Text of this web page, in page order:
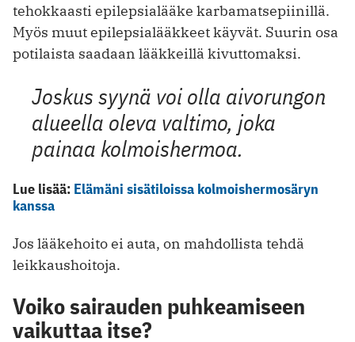
tehokkaasti epilepsialääke karbamatsepiinillä.
Myös muut epilepsialääkkeet käyvät. Suurin osa
potilaista saadaan lääkkeillä kivuttomaksi.
Joskus syynä voi olla aivorungon
alueella oleva valtimo, joka
painaa kolmoishermoa.
Lue lisää: Elämäni sisätiloissa kolmoishermosäryn
kanssa
Jos lääkehoito ei auta, on mahdollista tehdä
leikkaushoitoja.
Voiko sairauden puhkeamiseen
vaikuttaa itse?